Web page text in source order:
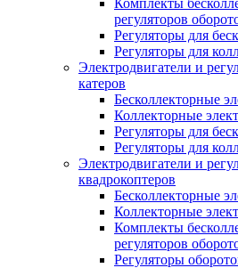
Комплекты
регуляторов
Регуляторы для
Регуляторы для
Электродвигатели и
катеров
Бесколлекторные
Коллекторные
Регуляторы для
Регуляторы для
Электродвигатели и
квадрокоптеров
Бесколлекторные
Коллекторные
Комплекты
регуляторов
Регуляторы